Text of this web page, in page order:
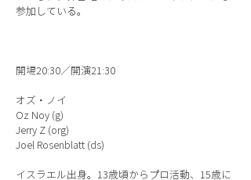
参加している。
開場20:30／開演21:30
オズ・ノイ
Oz Noy (g)
Jerry Z (org)
Joel Rosenblatt (ds)
イスラエル出身。13歳頃からプロ活動、15歳に